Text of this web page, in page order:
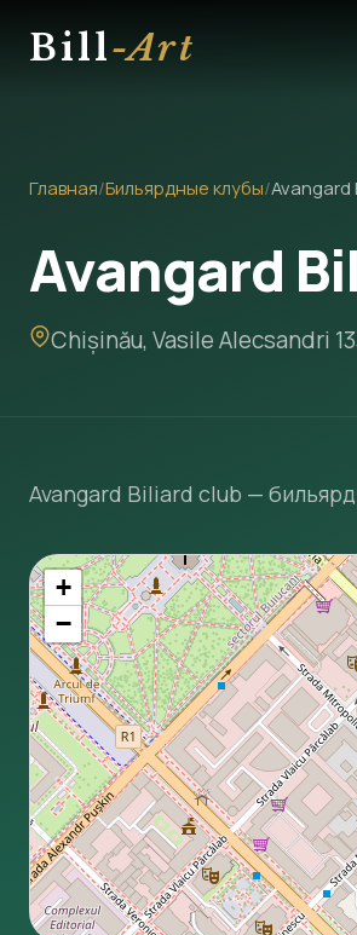
Bill-Art
Главная/Бильярдные клубы/Avangard
Avangard
Chișinău, Vasile Alecsandri
Avangard Biliard club —
+
−